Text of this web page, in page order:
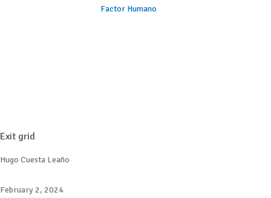
Factor Humano
Exit grid
Hugo Cuesta Leaño
February 2, 2024